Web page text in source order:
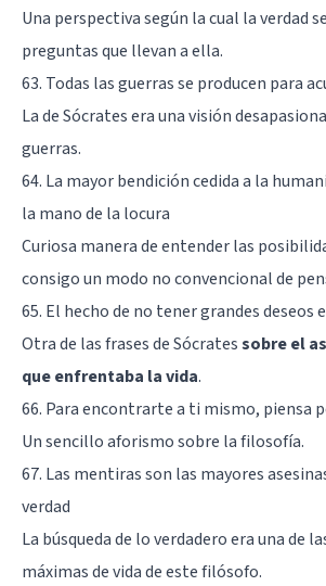
Una perspectiva según la cual la verdad
preguntas que llevan a ella.
63. Todas las guerras se producen para
La de Sócrates era una visión
guerras.
64. La mayor bendición cedida a la
la mano de la locura
Curiosa manera de entender las
consigo un modo no convencional de
65. El hecho de no tener grandes deseos
Otra de las frases de Sócratessobre el
que enfrentaba la vida.
66. Para encontrarte a ti mismo, piensa
Un sencillo aforismo sobre la filosofía.
67. Las mentiras son las mayores
verdad
La búsqueda de lo verdadero era una de
máximas de vida de este filósofo.